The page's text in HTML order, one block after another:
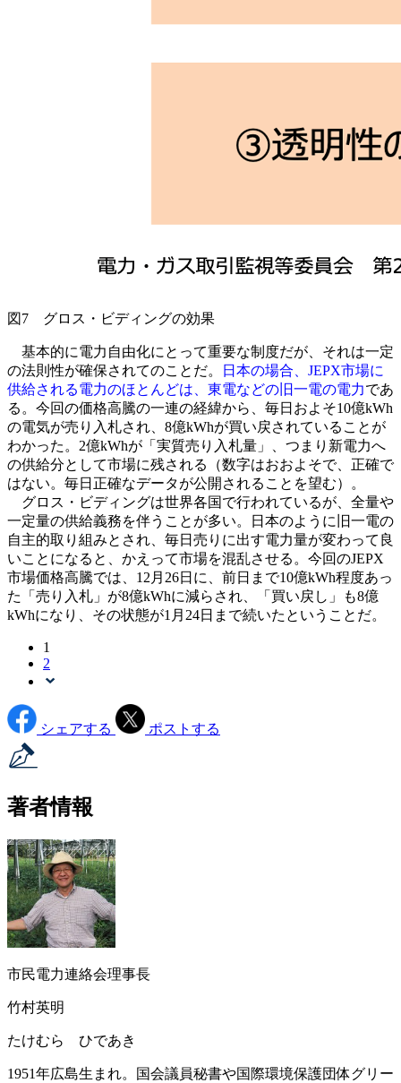
図7 グロス・ビディングの効果
基本的に電力自由化にとって重要な制度だが、それは一定
の法則性が確保されてのことだ。
日本の場合、JEPX市場に
供給される電力のほとんどは、東電などの旧一電の電力であ
る。今回の価格高騰の一連の経緯から、毎日およそ10億kWh
の電気が売り入札され、8億kWhが買い戻されていることが
わかった。2億kWhが「実質売り入札量」、つまり新電力へ
の供給分として市場に残される（数字はおおよそで、正確で
はない。毎日正確なデータが公開されることを望む）。
グロス・ビディングは世界各国で行われているが、全量や
一定量の供給義務を伴うことが多い。日本のように旧一電の
自主的取り組みとされ、毎日売りに出す電力量が変わって良
いことになると、かえって市場を混乱させる。今回のJEPX
市場価格高騰では、12月26日に、前日まで10億kWh程度あっ
た「売り入札」が8億kWhに減らされ、「買い戻し」も8億
kWhになり、その状態が1月24日まで続いたということだ。
1
2
シェアする ポストする
著者情報
市民電力連絡会理事長
竹村英明
たけむら ひであき
1951年広島生まれ。国会議員秘書や国際環境保護団体グリー